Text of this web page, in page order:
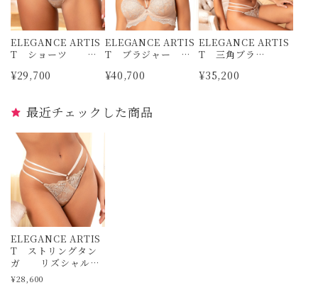
ELEGANCE ARTIS
T ショーツ リ
¥29,700
ELEGANCE ARTIS
T ブラジャー
¥40,700
ELEGANCE ARTIS
T 三角ブラ
RMEL
¥35,200
最近チェックした商品
ELEGANCE ARTIS
T ストリングタン
ガ リズシャルメ
ル
¥28,600